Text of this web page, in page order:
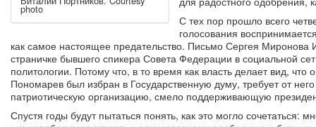
photo
С тех пор прошло всего
голосования
как самое настоящее предательство. Письмо Сергея
страничке бывшего спикера Совета Федерации в социальной
политологии. Потому что, в то время как власть делает вид,
Пономарев был избран в Государственную думу, требует от
патриотическую организацию, смело поддерживающую
Спустя годы будут пытаться понять, как это могло сочетаться: